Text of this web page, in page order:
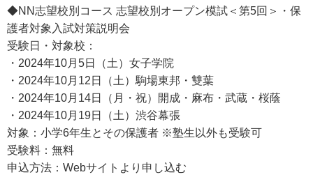
◆NN志望校別コース 志望校別オープン模試＜第5回＞・保
護者対象入試対策説明会
受験日・対象校：
・2024年10月5日（土）女子学院
・2024年10月12日（土）駒場東邦・雙葉
・2024年10月14日（月・祝）開成・麻布・武蔵・桜蔭
・2024年10月19日（土）渋谷幕張
対象：小学6年生とその保護者 ※塾生以外も受験可
受験料：無料
申込方法：Webサイトより申し込む